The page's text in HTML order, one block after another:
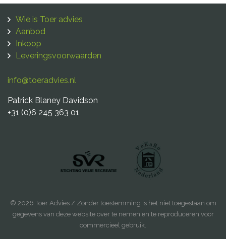
Wie is Toer advies
Aanbod
Inkoop
Leveringsvoorwaarden
info@toeradvies.nl
Patrick Blaney Davidson
+31 (0)6 245 363 01
© 2026 Toer Advies / Zonder toestemming is het niet toegestaan om
gegevens van deze website over te nemen en te reproduceren voor
commercieel gebruik.